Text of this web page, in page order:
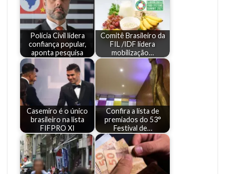
Polícia Civil lidera
confiança popular,
aponta pesquisa
Comitê Brasileiro da
FIL /IDF lidera
mobilização…
Casemiro é o único
brasileiro na lista
FIFPRO XI
Confira a lista de
premiados do 53°
Festival de…